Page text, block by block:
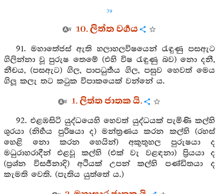
39
10. ලිත්ත වර්‍ගය
91. මහාතේජස් ඇති හලාහලවිෂයෙන් රැඳුණු පසඇට
ගිලින්නා වූ පුරුෂ තෙමේ (එහි විෂ රැඳුණු බව) නො දනී,
නීචය, (පසඇට) ගිල, පාපධුර්‍තය ගිල, පසුව හෙවත් මෙය
ගිලූ කලැ තට කටුක විපාකයෙක් වන්නේ ය.
1. ලිත්ත ජාතක යි.
92. එළඹසිටි යුද්ධයෙහි හෙවත් යුද්ධයක් පැමිණි කල්හි
ශුරයා (නිර්‍භය පුරිෂයා ද) මන්ත්‍රණය කරන කල්හි (රහස්
හෙළි නො කරන හෙයින්) අකුතුහල පුරුෂයා ද
මධුරාහරාදීන් එළවූ කල්හි (එක් වැ වළඳනා) ප්‍රියයා ද
(ප්‍රශ්න විසර්‍ජනාදි) අථියක් උපන් කල්හි පණ්ඩිතයා ද
කැමති වෙති. (පැතිය යුත්තේ ය.)